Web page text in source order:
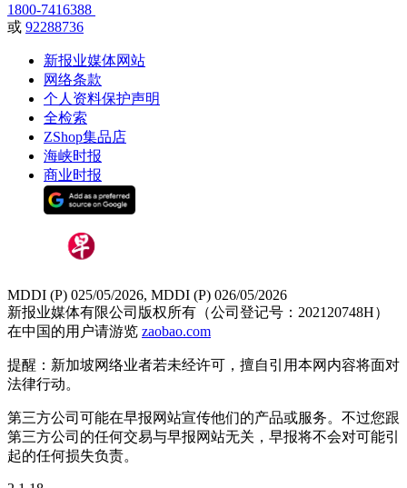
1800-7416388
或 92288736
新报业媒体网站
网络条款
个人资料保护声明
全检索
ZShop集品店
海峡时报
商业时报
MDDI (P) 025/05/2026, MDDI (P) 026/05/2026
新报业媒体有限公司版权所有（公司登记号：202120748H）
在中国的用户请游览 zaobao.com
提醒：新加坡网络业者若未经许可，擅自引用本网内容将面对
法律行动。
第三方公司可能在早报网站宣传他们的产品或服务。不过您跟
第三方公司的任何交易与早报网站无关，早报将不会对可能引
起的任何损失负责。